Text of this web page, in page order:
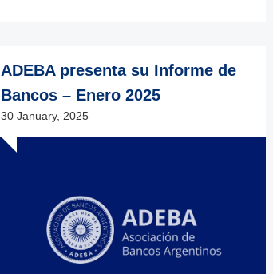
ADEBA presenta su Informe de
Bancos – Enero 2025
30 January, 2025